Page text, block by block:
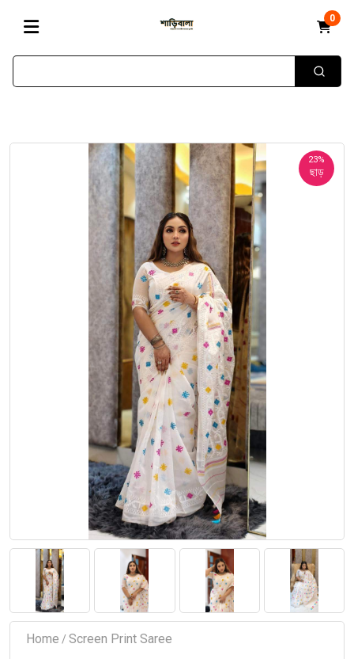
0
23%
ছাড়
Home / Screen Print Saree